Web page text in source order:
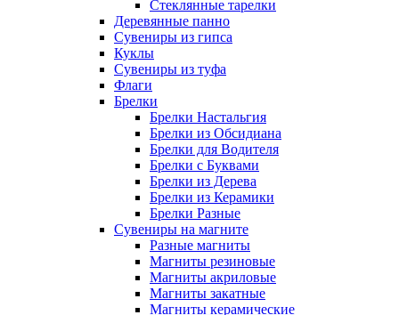
Стеклянные тарелки
Деревянные панно
Сувениры из гипса
Куклы
Сувениры из туфа
Флаги
Брелки
Брелки Настальгия
Брелки из Обсидиана
Брелки для Водителя
Брелки с Буквами
Брелки из Дерева
Брелки из Керамики
Брелки Разные
Сувениры на магните
Разные магниты
Магниты резиновые
Магниты акриловые
Магниты закатные
Магниты керамические